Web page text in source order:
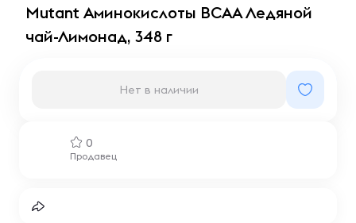
Mutant Аминокислоты BCAA Ледяной
чай-Лимонад, 348 г
0
Продавец
Нет в наличии